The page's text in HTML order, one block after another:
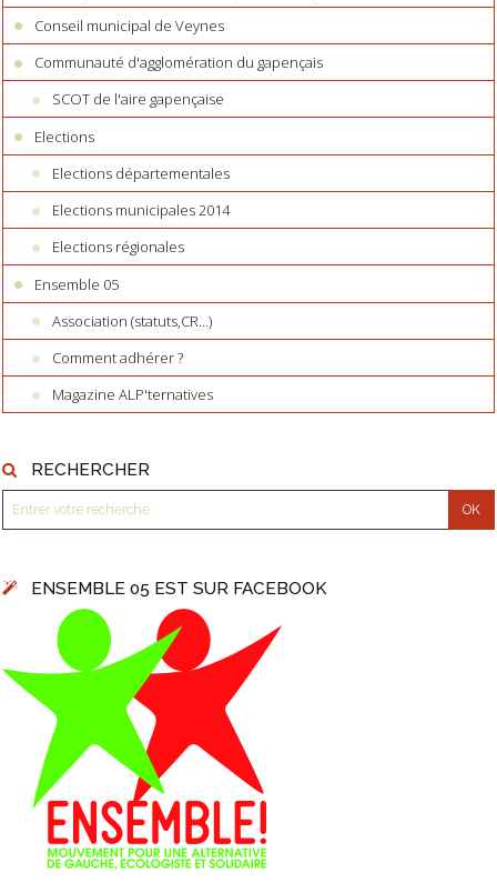
Conseil municipal de Veynes
Communauté d'agglomération du gapençais
SCOT de l'aire gapençaise
Elections
Elections départementales
Elections municipales 2014
Elections régionales
Ensemble 05
Association (statuts,CR...)
Comment adhérer ?
Magazine ALP'ternatives
RECHERCHER
ENSEMBLE 05 EST SUR FACEBOOK